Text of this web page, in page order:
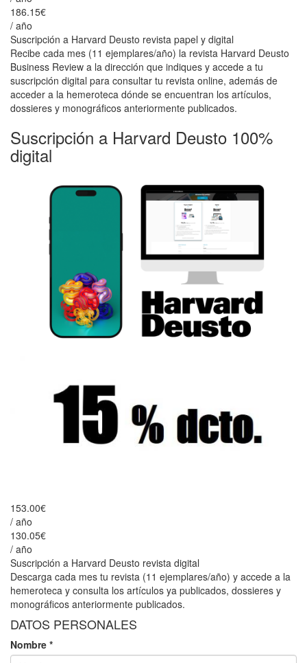
186.15€
/ año
Suscripción a Harvard Deusto revista papel y digital
Recibe cada mes (11 ejemplares/año) la revista Harvard Deusto
Business Review a la dirección que indiques y accede a tu
suscripción digital para consultar tu revista online, además de
acceder a la hemeroteca dónde se encuentran los artículos,
dossieres y monográficos anteriormente publicados.
Suscripción a Harvard Deusto 100%
digital
153.00€
/ año
130.05€
/ año
Suscripción a Harvard Deusto revista digital
Descarga cada mes tu revista (11 ejemplares/año) y accede a la
hemeroteca y consulta los artículos ya publicados, dossieres y
monográficos anteriormente publicados.
DATOS PERSONALES
Nombre *